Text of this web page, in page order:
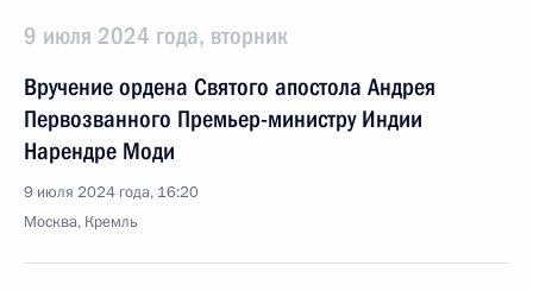
9 июля 2024 года, вторник
Вручение ордена Святого апостола Андрея
Первозванного Премьер-министру Индии
Нарендре Моди
9 июля 2024 года, 16:20
Москва, Кремль